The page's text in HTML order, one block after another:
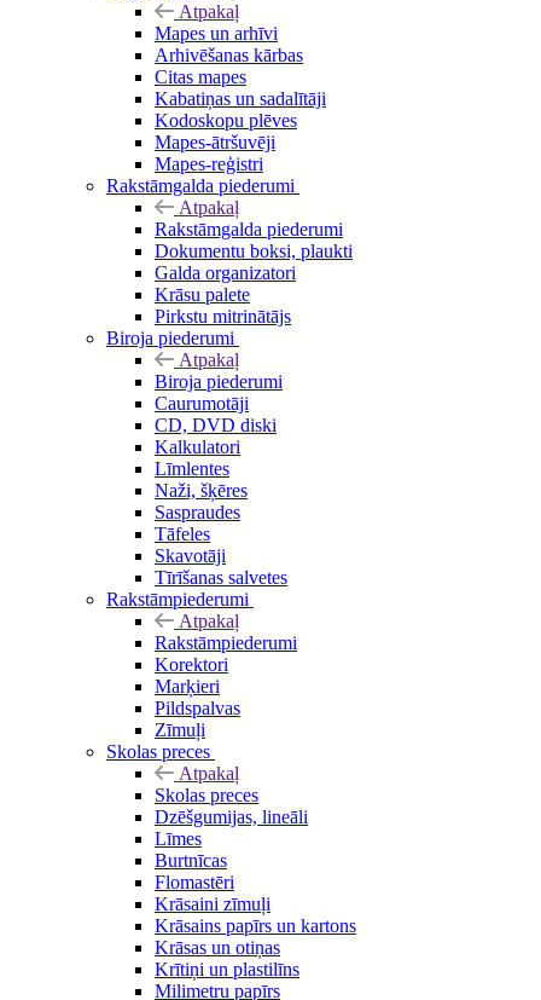
Atpakaļ
Mapes un arhīvi
Arhivēšanas kārbas
Citas mapes
Kabatiņas un sadalītāji
Kodoskopu plēves
Mapes-ātršuvēji
Mapes-reģistri
Rakstāmgalda piederumi
Atpakaļ
Rakstāmgalda piederumi
Dokumentu boksi, plaukti
Galda organizatori
Krāsu palete
Pirkstu mitrinātājs
Biroja piederumi
Atpakaļ
Biroja piederumi
Caurumotāji
CD, DVD diski
Kalkulatori
Līmlentes
Naži, šķēres
Saspraudes
Tāfeles
Skavotāji
Tīrīšanas salvetes
Rakstāmpiederumi
Atpakaļ
Rakstāmpiederumi
Korektori
Marķieri
Pildspalvas
Zīmuļi
Skolas preces
Atpakaļ
Skolas preces
Dzēšgumijas, lineāli
Līmes
Burtnīcas
Flomastēri
Krāsaini zīmuļi
Krāsains papīrs un kartons
Krāsas un otiņas
Krītiņi un plastilīns
Milimetru papīrs